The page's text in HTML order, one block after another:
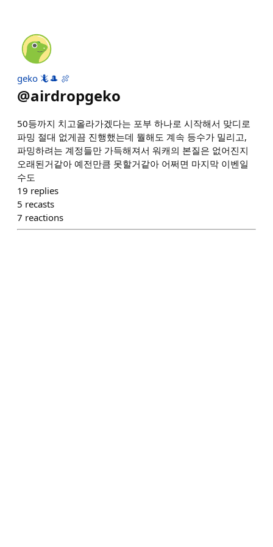
geko 🦎🎩 🍖
@airdropgeko
50등까지 치고올라가겠다는 포부 하나로 시작해서 맞디로
파밍 절대 없게끔 진행했는데 뭘해도 계속 등수가 밀리고,
파밍하려는 계정들만 가득해져서 워캐의 본질은 없어진지
오래된거같아 예전만큼 못할거같아 어쩌면 마지막 이벤일
수도
19 replies
5 recasts
7 reactions